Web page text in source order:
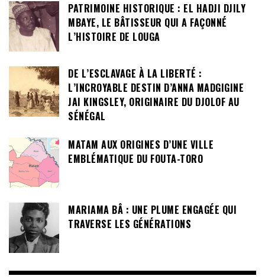
PATRIMOINE HISTORIQUE : EL HADJI DJILY
MBAYE, LE BÂTISSEUR QUI A FAÇONNÉ
L’HISTOIRE DE LOUGA
DE L’ESCLAVAGE À LA LIBERTÉ :
L’INCROYABLE DESTIN D’ANNA MADGIGINE
JAI KINGSLEY, ORIGINAIRE DU DJOLOF AU
SÉNÉGAL
MATAM AUX ORIGINES D’UNE VILLE
EMBLÉMATIQUE DU FOUTA-TORO
MARIAMA BÂ : UNE PLUME ENGAGÉE QUI
TRAVERSE LES GÉNÉRATIONS